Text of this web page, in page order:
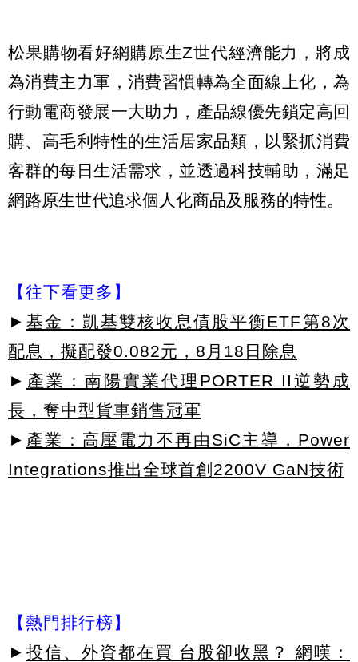
松果購物看好網購原生Z世代經濟能力，將成
為消費主力軍，消費習慣轉為全面線上化，為
行動電商發展一大助力，產品線優先鎖定高回
購、高毛利特性的生活居家品類，以緊抓消費
客群的每日生活需求，並透過科技輔助，滿足
網路原生世代追求個人化商品及服務的特性。
【往下看更多】
► 基金：凱基雙核收息債股平衡ETF第8次
配息，擬配發0.082元，8月18日除息
► 產業：南陽實業代理PORTER II逆勢成
長，奪中型貨車銷售冠軍
► 產業：高壓電力不再由SiC主導，Power
Integrations推出全球首創2200V GaN技術
【熱門排行榜】
► 投信、外資都在買 台股卻收黑？ 網嘆：